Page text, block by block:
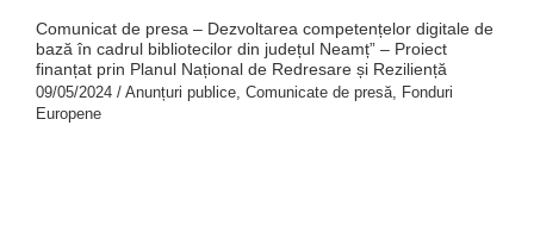
Comunicat de presa – Dezvoltarea competențelor digitale de
bază în cadrul bibliotecilor din județul Neamț” – Proiect
finanțat prin Planul Național de Redresare și Reziliență
09/05/2024 / Anunțuri publice, Comunicate de presă, Fonduri
Europene